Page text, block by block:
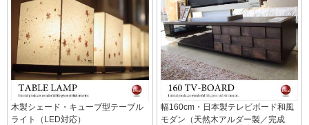
木製シェード・キューブ型テーブル
ライト（LED対応）
幅160cm・日本製テレビボード和風
モダン（天然木アルダー製／完成